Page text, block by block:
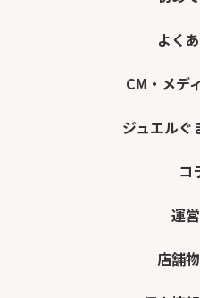
よく
CM・メデ
ジュエルぐ
コ
運
店舗